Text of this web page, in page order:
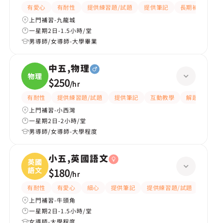
有愛心 有耐性 提供練習題/試題 提供筆記
長期補習
上門補習-九龍城
一星期2日-1.5小時/堂
男導師/女導師-大學畢業
物理
中五,物理
$250/hr
有耐性 提供練習題/試題 提供筆記 互動教學
解題思路
上門補習-小西灣
一星期2日-2小時/堂
男導師/女導師-大學程度
英國
語文
小五,英國語文
$180/hr
有耐性 有愛心 細心 提供筆記 提供練習題/試題
上門補習-牛頭角
一星期2日-1.5小時/堂
女導師-大學程度